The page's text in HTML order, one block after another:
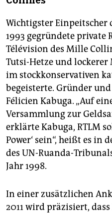
Wichtigster Einpeitscher
1993 gegründete private
Télévision des Mille
Tutsi-Hetze und lockerer
im stockkonservativen
begeisterte. Gründer
Félicien Kabuga. „Auf
Versammlung zur
erklärte Kabuga, RTLM
Power‘ sein“, heißt es in
des UN-Ruanda-
Jahr 1998.
In einer zusätzlichen
2011 wird präzisiert,